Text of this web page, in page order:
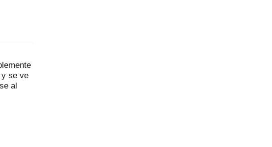
y se ve
al